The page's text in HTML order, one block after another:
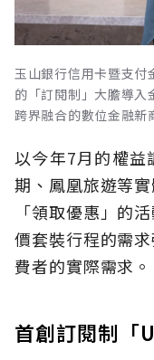
玉山銀行信用卡暨支付
的「訂閱制」大膽導入
跨界融合的數位金融新
以今年7月的權益
期、鳳凰旅遊等
「領取優惠」的
價套裝行程的需
費者的實際需求。
首創訂閱制「